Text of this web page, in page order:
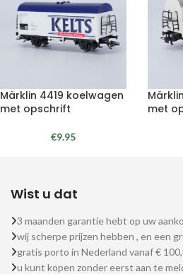
Märklin 4419 koelwagen
met opschrift
€9.95
met
Wist u dat
3 maanden garantie hebt op uw
wij scherpe prijzen hebben , en een
gratis porto in Nederland vanaf €
u kunt kopen zonder eerst aan te